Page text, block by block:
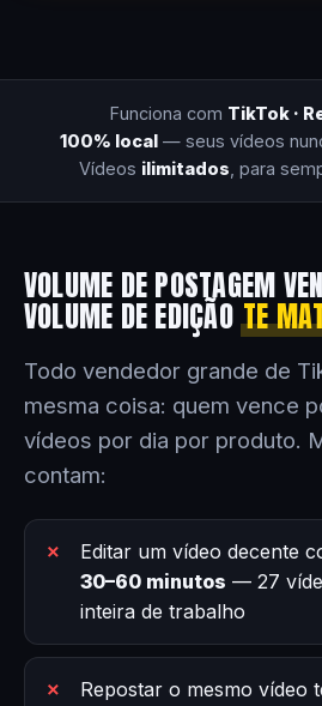
Funciona com TikTok ·
100% local — seus vídeos
Vídeos ilimitados , para
VOLUME DE POSTAGEM
VOLUME DE EDIÇÃOTE
Todo vendedor grande de
mesma coisa: quem vence
vídeos por dia por produto.
contam:
Editar um vídeo decente
30–60 minutos — 27
inteira de trabalho
Repostar o mesmo vídeo